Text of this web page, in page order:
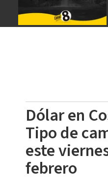
Dólar en
Tipo de
este
febrero